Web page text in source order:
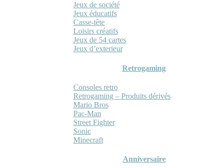
Jeux de société
Jeux éducatifs
Casse-tête
Loisirs créatifs
Jeux de 54 cartes
Jeux d’exterieur
Retrogaming
Consoles retro
Retrogaming – Produits dérivés
Mario Bros
Pac-Man
Street Fighter
Sonic
Minecraft
Anniversaire